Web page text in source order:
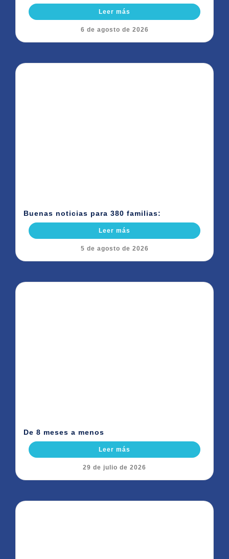
Leer más
6 de agosto de 2026
Buenas noticias para 380 familias:
Leer más
5 de agosto de 2026
De 8 meses a menos
Leer más
29 de julio de 2026